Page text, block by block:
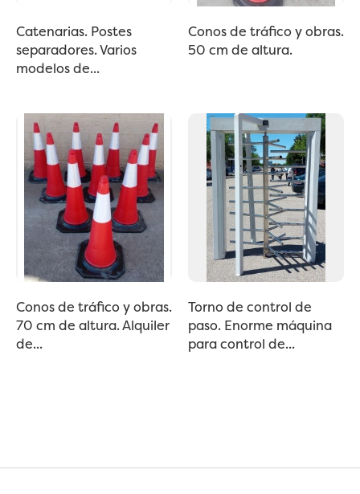
Catenarias. Postes
separadores. Varios
modelos de...
Conos de tráfico y obras.
50 cm de altura.
Conos de tráfico y obras.
70 cm de altura. Alquiler
de...
Torno de control de
paso. Enorme máquina
para control de...